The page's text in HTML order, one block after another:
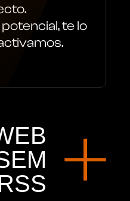
te lo